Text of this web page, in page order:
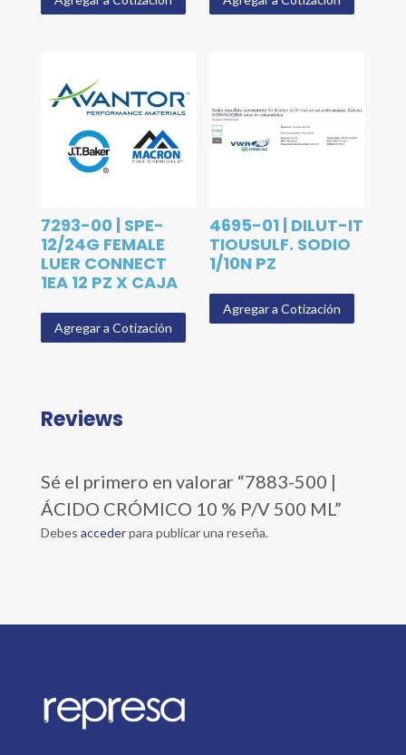
7293-00 | SPE-
12/24G FEMALE
LUER CONNECT
1EA 12 PZ X CAJA
Agregar a Cotización
4695-01 | DILUT-IT
TIOUSULF. SODIO
1/10N PZ
Agregar a Cotización
Reviews
Sé el primero en valorar “7883-500 |
ÁCIDO CRÓMICO 10 % P/V 500 ML”
Debes accederpara publicar una reseña.